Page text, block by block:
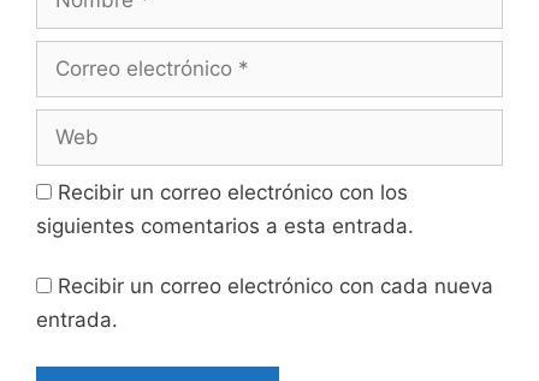
Recibir un correo electrónico con los
siguientes comentarios a esta entrada.
Recibir un correo electrónico con cada nueva
entrada.